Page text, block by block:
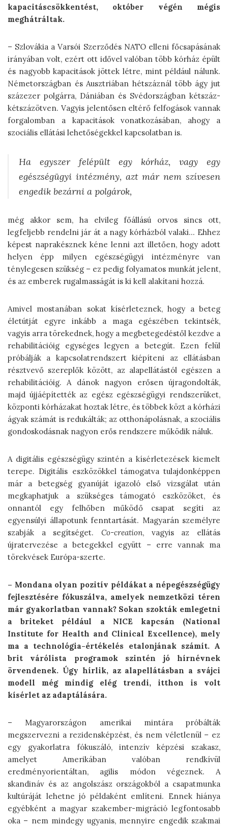
kapacitáscsökkentést, október végén mégis
meghátráltak.
– Szlovákia a Varsói Szerződés NATO elleni főcsapásának
irányában volt, ezért ott idővel valóban több kórház épült
és nagyobb kapacitások jöttek létre, mint például nálunk.
Németországban és Ausztriában hétszáznál több ágy jut
százezer polgárra, Dániában és Svédországban kétszáz-
kétszázötven. Vagyis jelentősen eltérő felfogások vannak
forgalomban a kapacitások vonatkozásában, ahogy a
szociális ellátási lehetőségekkel kapcsolatban is.
Ha egyszer felépült egy kórház, vagy egy
egészségügyi intézmény, azt már nem szívesen
engedik bezárni a polgárok,
még akkor sem, ha elvileg főállású orvos sincs ott,
legfeljebb rendelni jár át a nagy kórházból valaki… Ehhez
képest naprakésznek kéne lenni azt illetően, hogy adott
helyen épp milyen egészségügyi intézményre van
ténylegesen szükség – ez pedig folyamatos munkát jelent,
és az emberek rugalmasságát is ki kell alakítani hozzá.
Amivel mostanában sokat kísérleteznek, hogy a beteg
életútját egyre inkább a maga egészében tekintsék,
vagyis arra törekednek, hogy a megbetegedéstől kezdve a
rehabilitációig egységes legyen a betegút. Ezen felül
próbálják a kapcsolatrendszert kiépíteni az ellátásban
résztvevő szereplők között, az alapellátástól egészen a
rehabilitációig. A dánok nagyon erősen újragondolták,
majd újjáépítették az egész egészségügyi rendszerüket,
központi kórházakat hoztak létre, és többek közt a kórházi
ágyak számát is redukálták; az otthonápolásnak, a szociális
gondoskodásnak nagyon erős rendszere működik náluk.
A digitális egészségügy szintén a kísérletezések kiemelt
terepe. Digitális eszközökkel támogatva tulajdonképpen
már a betegség gyanúját igazoló első vizsgálat után
megkaphatjuk a szükséges támogató eszközöket, és
onnantól egy felhőben működő csapat segíti az
egyensúlyi állapotunk fenntartását. Magyarán személyre
szabják a segítséget. Co-creation, vagyis az ellátás
újratervezése a betegekkel együtt – erre vannak ma
törekvések Európa-szerte.
– Mondana olyan pozitív példákat a népegészségügy
fejlesztésére fókuszálva, amelyek nemzetközi téren
már gyakorlatban vannak? Sokan szokták emlegetni
a briteket például a NICE kapcsán (National
Institute for Health and Clinical Excellence), mely
ma a technológia-értékelés etalonjának számít. A
brit várólista programok szintén jó hírnévnek
örvendenek. Úgy hírlik, az alapellátásban a svájci
modell még mindig elég trendi, itthon is volt
kísérlet az adaptálására.
– Magyarországon amerikai mintára próbálták
megszervezni a rezidensképzést, és nem véletlenül – ez
egy gyakorlatra fókuszáló, intenzív képzési szakasz,
amelyet Amerikában valóban rendkívül
eredményorientáltan, agilis módon végeznek. A
skandináv és az angolszász országokból a csapatmunka
kultúráját lehetne jó példaként említeni. Ennek hiánya
egyébként a magyar szakember-migráció legfontosabb
oka – nem mindegy ugyanis, mennyire engedik szakmai